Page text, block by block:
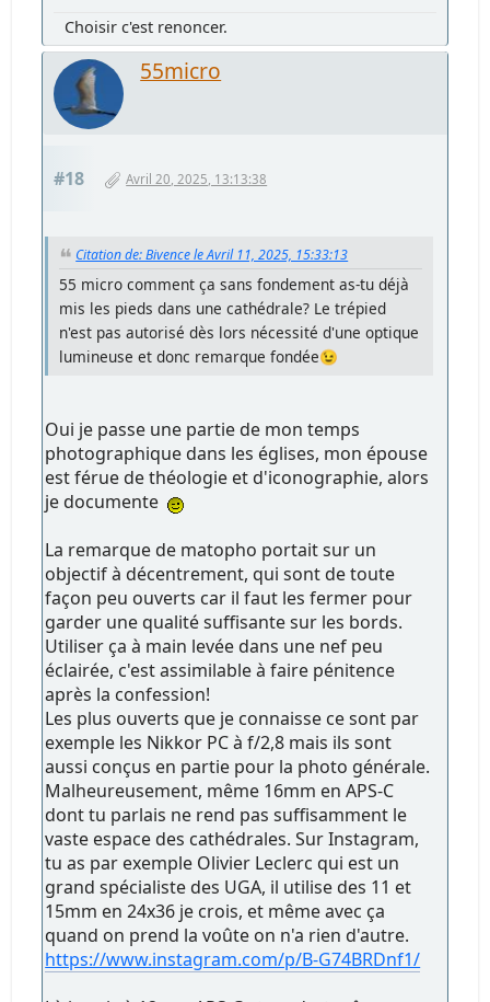
Choisir c'est renoncer.
55micro
#18 Avril 20, 2025, 13:13:38
Citation de: Bivence le Avril 11, 2025, 15:33:13
55 micro comment ça sans fondement as-tu déjà
mis les pieds dans une cathédrale? Le trépied
n'est pas autorisé dès lors nécessité d'une optique
lumineuse et donc remarque fondée😉
Oui je passe une partie de mon temps
photographique dans les églises, mon épouse
est férue de théologie et d'iconographie, alors
je documente
La remarque de matopho portait sur un
objectif à décentrement, qui sont de toute
façon peu ouverts car il faut les fermer pour
garder une qualité suffisante sur les bords.
Utiliser ça à main levée dans une nef peu
éclairée, c'est assimilable à faire pénitence
après la confession!
Les plus ouverts que je connaisse ce sont par
exemple les Nikkor PC à f/2,8 mais ils sont
aussi conçus en partie pour la photo générale.
Malheureusement, même 16mm en APS-C
dont tu parlais ne rend pas suffisamment le
vaste espace des cathédrales. Sur Instagram,
tu as par exemple Olivier Leclerc qui est un
grand spécialiste des UGA, il utilise des 11 et
15mm en 24x36 je crois, et même avec ça
quand on prend la voûte on n'a rien d'autre.
https://www.instagram.com/p/B-G74BRDnf1/